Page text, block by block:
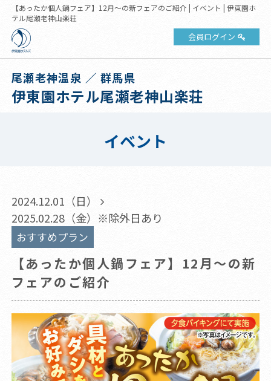
【あったか個人鍋フェア】12月～の新フェアのご紹介 | イベント | 伊東園ホ
テル尾瀬老神山楽荘
会員ログイン
尾瀬老神温泉 ／ 群馬県
伊東園ホテル尾瀬老神山楽荘
イベント
2024.12.01（日）
2025.02.28（金）※除外日あり
おすすめプラン
【あったか個人鍋フェア】12月～の新
フェアのご紹介